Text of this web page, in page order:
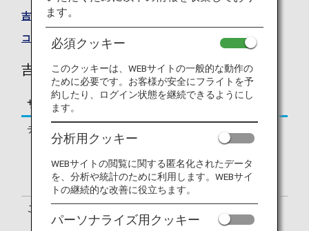
吉祥航空のサイト
コードシェア便一覧
吉祥航空（HO）のフライトのご案内
サービス
チェックイン
ンターでの手続きとなります。（出発
発ターミナルは、eチケットお客様控
でご確認ください。
ご利用便名の確認
されます。空港の案内表示は、HO・
ます。
必須クッキー
このクッキーは、WEBサイトの一般的な動作の
ために必要です。お客様が安全にフライトを予
約したり、ログイン状態を継続できるようにし
ます。
分析用クッキー
WEBサイトの閲覧に関する匿名化されたデータ
を、分析や統計のために利用します。WEBサイ
トの継続的な改善に役立ちます。
パーソナライズ用クッキー